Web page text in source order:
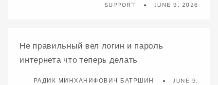
SUPPORT JUNE 9, 2026
Не правильный вел логин и пароль
интернета что теперь делать
РАДИК МИНХАНИФОВИЧ БАТРШИН
JUNE 9,